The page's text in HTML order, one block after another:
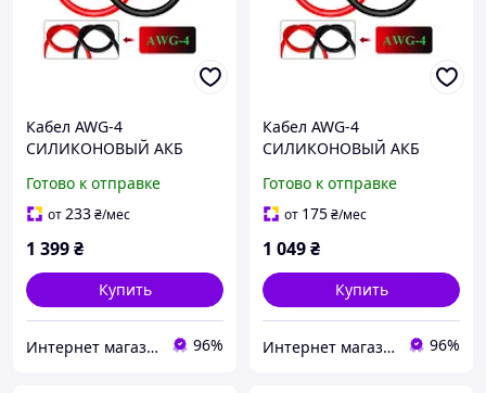
Кабел AWG-4
СИЛИКОНОВЫЙ АКБ
медный 25мм2 с
клеммами М8(медь) 2 шт
Готово к отправке
от233₴/мес
1 399₴
Купить
Интернет магазин GSM-V 96%
Кабел AWG-4
СИЛИКОНОВЫЙ АКБ
медный 25мм2 с
клеммами М8(медь) 2 шт
Готово к отправке
от 175₴/мес
1 049₴
Купить
Интернет магазин GSM-V 96%